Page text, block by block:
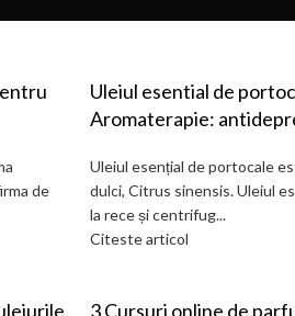
de
Uleiul esential de
Aromaterapie:
Uleiul esențial de portocale
dulci, Citrus sinensis. Uleiul
la rece și centrifug...
Citeste articol
3 Cursuri online de